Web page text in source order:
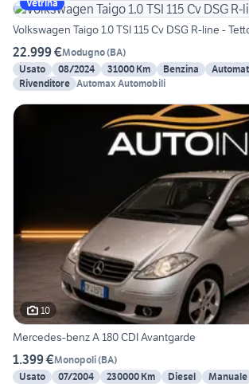
Vetrina
Volkswagen Taigo 1.0 TSI 115 Cv DSG R-line -
22.999 €Modugno(BA)
Usato
08/2024 31000 Km Benzina
Rivenditore Automax Automobili
10
Mercedes-benz A 180 CDI Avantgarde
1.399 €Monopoli(BA)
Usato
07/2004 230000 Km Diesel Manuale